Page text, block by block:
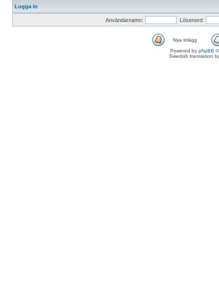
Logga in
Användarnamn: Lösenord:
Nya inlägg
Powered by phpBB
Swedish translation